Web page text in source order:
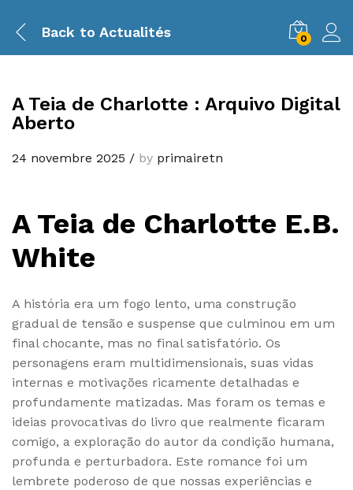
Back to Actualités 0
A Teia de Charlotte : Arquivo Digital
Aberto
24 novembre 2025 / by primairetn
A Teia de Charlotte E.B.
White
A história era um fogo lento, uma construção
gradual de tensão e suspense que culminou em um
final chocante, mas no final satisfatório. Os
personagens eram multidimensionais, suas vidas
internas e motivações ricamente detalhadas e
profundamente matizadas. Mas foram os temas e
ideias provocativas do livro que realmente ficaram
comigo, a exploração do autor da condição humana,
profunda e perturbadora. Este romance foi um
lembrete poderoso de que nossas experiências e